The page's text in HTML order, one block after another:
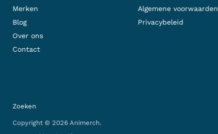
Merken
Blog
Over ons
Contact
Algemene voorwaarden
Privacybeleid
Zoeken
Copyright © 2026 Animerch.